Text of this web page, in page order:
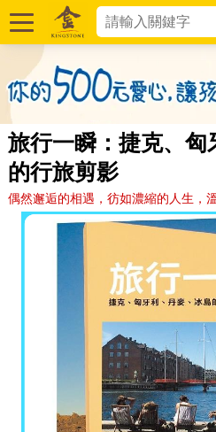
旅行一瞬：捷克、匈
的行旅剪影
偶然邂逅的相遇，彷如濃縮的人生，